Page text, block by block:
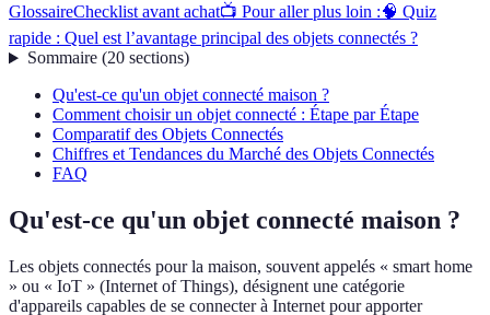
GlossaireChecklist avant achat📺 Pour aller plus loin :🧠 Quiz
rapide : Quel est l’avantage principal des objets connectés ?
Sommaire(20 sections)
Qu'est-ce qu'un objet connecté maison ?
Comment choisir un objet connecté : Étape par Étape
Comparatif des Objets Connectés
Chiffres et Tendances du Marché des Objets Connectés
FAQ
Qu'est-ce qu'un objet connecté maison ?
Les objets connectés pour la maison, souvent appelés « smart home
» ou « IoT » (Internet of Things), désignent une catégorie
d'appareils capables de se connecter à Internet pour apporter